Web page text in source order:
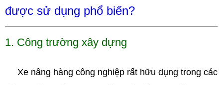
được sử dụng phổ biến?
1. Công trường xây dựng
Xe nâng hàng công nghiệp rất hữu dụng trong các